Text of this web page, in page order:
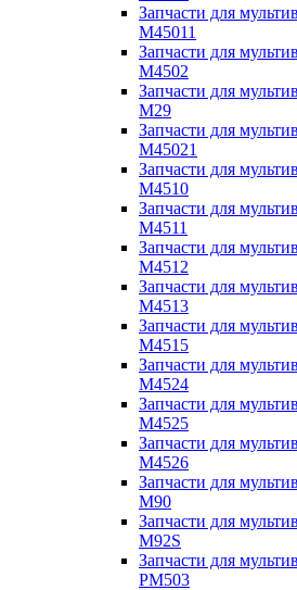
Запчасти для
M45011
Запчасти для
M4502
Запчасти для
M29
Запчасти для
M45021
Запчасти для
M4510
Запчасти для
M4511
Запчасти для
M4512
Запчасти для
M4513
Запчасти для
M4515
Запчасти для
M4524
Запчасти для
M4525
Запчасти для
M4526
Запчасти для
M90
Запчасти для
M92S
Запчасти для
PM503